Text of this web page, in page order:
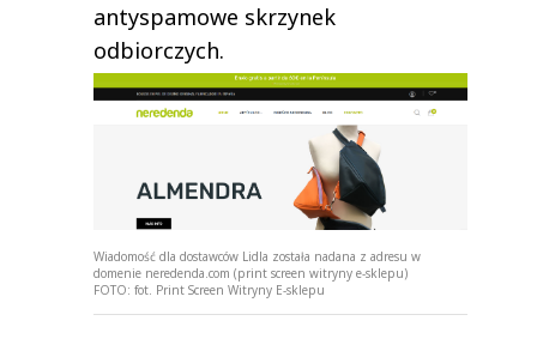
antyspamowe skrzynek
odbiorczych.
Wiadomość dla dostawców Lidla została nadana z adresu w
domenie neredenda.com (print screen witryny e-sklepu)
FOTO: fot. Print Screen Witryny E-sklepu